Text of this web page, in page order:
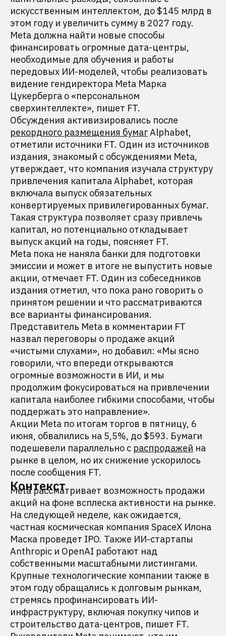
искусственным интеллектом, до $145 млрд в
этом году и увеличить сумму в 2027 году.
Meta должна найти новые способы
финансировать огромные дата-центры,
необходимые для обучения и работы
передовых ИИ-моделей, чтобы реализовать
видение гендиректора Meta Марка
Цукерберга о «персональном
сверхинтеллекте», пишет FT.
Обсуждения активизировались после
рекордного размещения бумагAlphabet,
отметили источники FT. Один из источников
издания, знакомый с обсуждениями Meta,
утверждает, что компания изучала структуру
привлечения капитала Alphabet, которая
включала выпуск обязательных
конвертируемых привилегированных бумаг.
Такая структура позволяет сразу привлечь
капитал, но потенциально откладывает
выпуск акций на годы, поясняет FT.
Meta пока не наняла банки для подготовки
эмиссии и может в итоге не выпустить новые
акции, отмечает FT. Один из собеседников
издания отметил, что пока рано говорить о
принятом решении и что рассматриваются
все варианты финансирования.
Представитель Meta в комментарии FT
назвал переговоры о продаже акций
«чистыми слухами», но добавил: «Мы ясно
говорили, что впереди открываются
огромные возможности в ИИ, и мы
продолжим фокусироваться на привлечении
капитала наиболее гибкими способами, чтобы
поддержать это направление».
Акции Meta по итогам торгов в пятницу, 6
июня, обвалились на 5,5%, до $593. Бумаги
подешевели параллельно с распродажей на
рынке в целом, но их снижение ускорилось
после сообщения FT.
Контекст
Meta рассматривает возможность продажи
акций на фоне всплеска активности на рынке.
На следующей неделе, как ожидается,
частная космическая компания SpaceX Илона
Маска проведет IPO. Также ИИ-стартапы
Anthropic и OpenAI работают над
собственными масштабными листингами.
Крупные технологические компании также в
этом году обращались к долговым рынкам,
стремясь профинансировать ИИ-
инфраструктуру, включая покупку чипов и
строительство дата-центров, пишет FT.